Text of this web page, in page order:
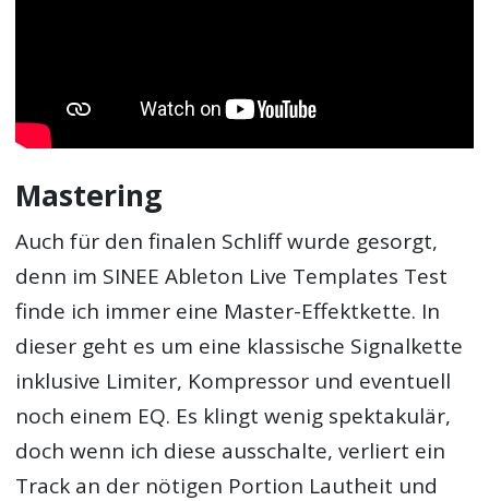
Mastering
Auch für den finalen Schliff wurde gesorgt,
denn im SINEE Ableton Live Templates Test
finde ich immer eine Master-Effektkette. In
dieser geht es um eine klassische Signalkette
inklusive Limiter, Kompressor und eventuell
noch einem EQ. Es klingt wenig spektakulär,
doch wenn ich diese ausschalte, verliert ein
Track an der nötigen Portion Lautheit und